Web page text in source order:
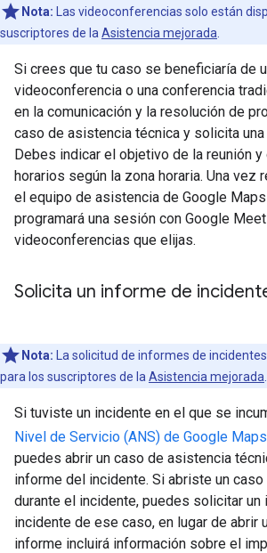
Nota: Las videoconferencias solo están
suscriptores de la Asistencia mejorada
Si crees que tu caso se beneficiaría de
videoconferencia o una conferencia
en la comunicación y la resolución de
caso de asistencia técnica y solicita
Debes indicar el objetivo de la reunión
horarios según la zona horaria. Una vez
el equipo de asistencia de Google
programará una sesión con Google
videoconferencias que elijas.
Solicita un informe de
Nota: La solicitud de informes de
para los suscriptores de la Asistencia mejorada
Si tuviste un incidente en el que se
Nivel de Servicio (ANS) de Google
puedes abrir un caso de asistencia
informe del incidente. Si abriste un
durante el incidente, puedes solicitar un
incidente de ese caso, en lugar de abrir
informe incluirá información sobre el